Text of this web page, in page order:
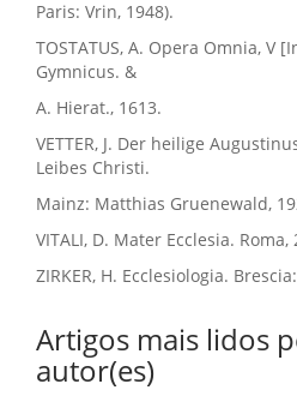
Paris: Vrin, 1948).
TOSTATUS, A. Opera Omnia, V
Gymnicus. &
A. Hierat., 1613.
VETTER, J. Der heilige
Leibes Christi.
Mainz: Matthias Gruenewald,
VITALI, D. Mater Ecclesia. Roma,
ZIRKER, H. Ecclesiologia.
Artigos mais lidos
autor(es)